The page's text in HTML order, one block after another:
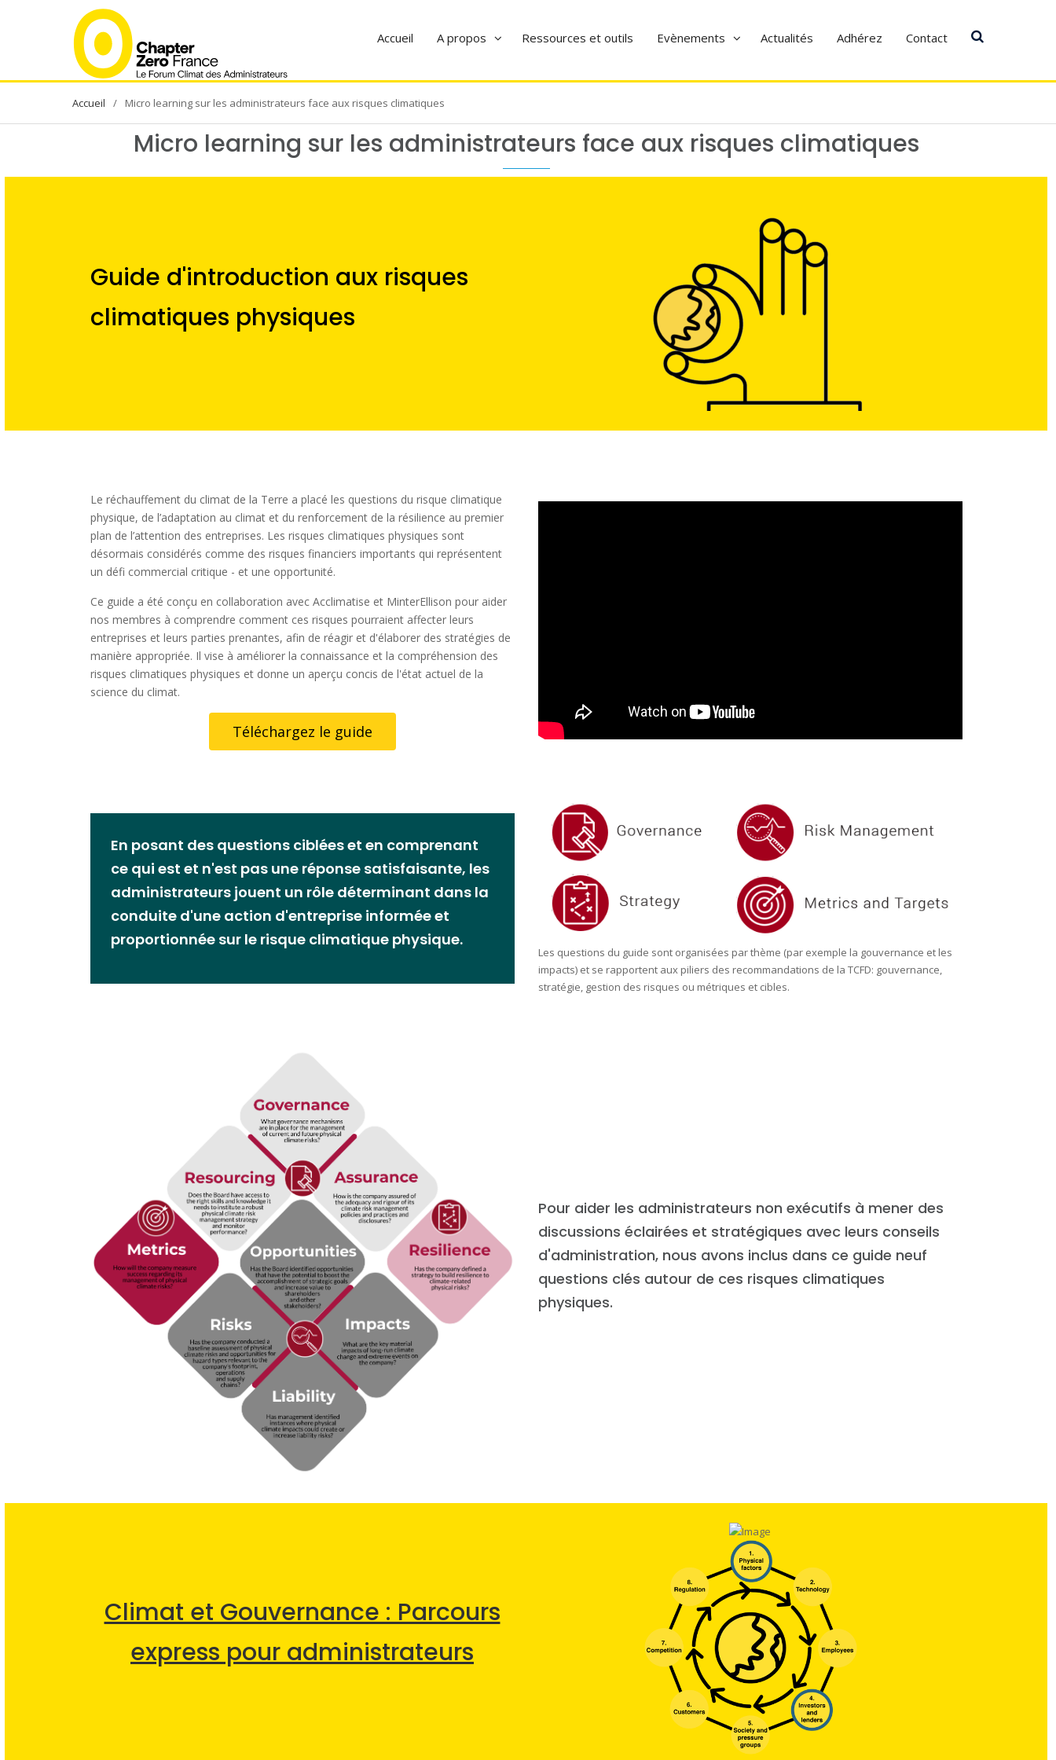
Accueil A propos Ressources et outils Evènements Actualités Adhérez Contact
Micro learning sur les administrateurs face aux risques climatiques
Micro learning sur les administrateurs face aux risques climatiques
Guide d'introduction aux risques
climatiques physiques
Le réchauffement du climat de la Terre a placé les questions du risque climatique
physique, de l’adaptation au climat et du renforcement de la résilience au premier
plan de l’attention des entreprises. Les risques climatiques physiques sont
désormais considérés comme des risques financiers importants qui représentent
un défi commercial critique - et une opportunité.
Ce guide a été conçu en collaboration avec Acclimatise et MinterEllison pour aider
nos membres à comprendre comment ces risques pourraient affecter leurs
entreprises et leurs parties prenantes, afin de réagir et d'élaborer des stratégies de
manière appropriée. Il vise à améliorer la connaissance et la compréhension des
risques climatiques physiques et donne un aperçu concis de l'état actuel de la
science du climat.
Téléchargez le guide
En posant des questions ciblées et en comprenant
ce qui est et n'est pas une réponse satisfaisante, les
administrateurs jouent un rôle déterminant dans la
conduite d'une action d'entreprise informée et
proportionnée sur le risque climatique physique.
Les questions du guide sont organisées par thème (par exemple la gouvernance et les
impacts) et se rapportent aux piliers des recommandations de la TCFD: gouvernance,
stratégie, gestion des risques ou métriques et cibles.
Pour aider les administrateurs non exécutifs à mener des
discussions éclairées et stratégiques avec leurs conseils
d'administration, nous avons inclus dans ce guide neuf
questions clés autour de ces risques climatiques
physiques.
Climat et Gouvernance : Parcours
express pour administrateurs